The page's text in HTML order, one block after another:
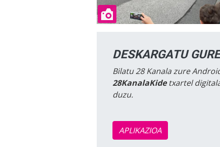
DESKARGATU
Bilatu 28 Kanala zure
28KanalaKidetxartel
duzu.
APLIKAZIOA